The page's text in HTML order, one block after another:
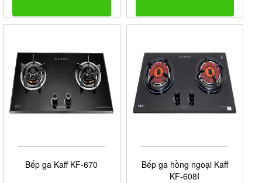
Bếp ga Kaff KF-670
Bếp ga hồng ngoại Kaff
KF-608I